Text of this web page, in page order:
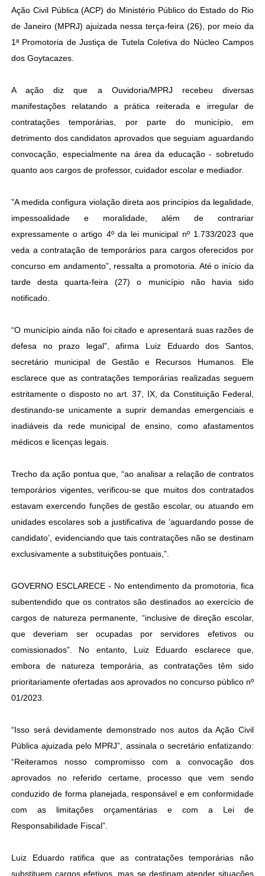
Ação Civil Pública (ACP) do Ministério Público do Estado do Rio
de Janeiro (MPRJ) ajuizada nessa terça-feira (26), por meio da
1ª Promotoria de Justiça de Tutela Coletiva do Núcleo Campos
dos Goytacazes.
A ação diz que a Ouvidoria/MPRJ recebeu diversas
manifestações relatando a prática reiterada e irregular de
contratações temporárias, por parte do município, em
detrimento dos candidatos aprovados que seguiam aguardando
convocação, especialmente na área da educação - sobretudo
quanto aos cargos de professor, cuidador escolar e mediador.
”A medida configura violação direta aos princípios da legalidade,
impessoalidade e moralidade, além de contrariar
expressamente o artigo 4º da lei municipal nº 1.733/2023 que
veda a contratação de temporários para cargos oferecidos por
concurso em andamento”, ressalta a promotoria. Até o início da
tarde desta quarta-feira (27) o município não havia sido
notificado.
“O município ainda não foi citado e apresentará suas razões de
defesa no prazo legal”, afirma Luiz Eduardo dos Santos,
secretário municipal de Gestão e Recursos Humanos. Ele
esclarece que as contratações temporárias realizadas seguem
estritamente o disposto no art. 37, IX, da Constituição Federal,
destinando-se unicamente a suprir demandas emergenciais e
inadiáveis da rede municipal de ensino, como afastamentos
médicos e licenças legais.
Trecho da ação pontua que, “ao analisar a relação de contratos
temporários vigentes, verificou-se que muitos dos contratados
estavam exercendo funções de gestão escolar, ou atuando em
unidades escolares sob a justificativa de ‘aguardando posse de
candidato’, evidenciando que tais contratações não se destinam
exclusivamente a substituições pontuais,”.
GOVERNO ESCLARECE - No entendimento da promotoria, fica
subentendido que os contratos são destinados ao exercício de
cargos de natureza permanente, “inclusive de direção escolar,
que deveriam ser ocupadas por servidores efetivos ou
comissionados”. No entanto, Luiz Eduardo esclarece que,
embora de natureza temporária, as contratações têm sido
prioritariamente ofertadas aos aprovados no concurso público nº
01/2023.
“Isso será devidamente demonstrado nos autos da Ação Civil
Pública ajuizada pelo MPRJ”, assinala o secretário enfatizando:
“Reiteramos nosso compromisso com a convocação dos
aprovados no referido certame, processo que vem sendo
conduzido de forma planejada, responsável e em conformidade
com as limitações orçamentárias e com a Lei de
Responsabilidade Fiscal”.
Luiz Eduardo ratifica que as contratações temporárias não
substituem cargos efetivos, mas se destinam atender situações